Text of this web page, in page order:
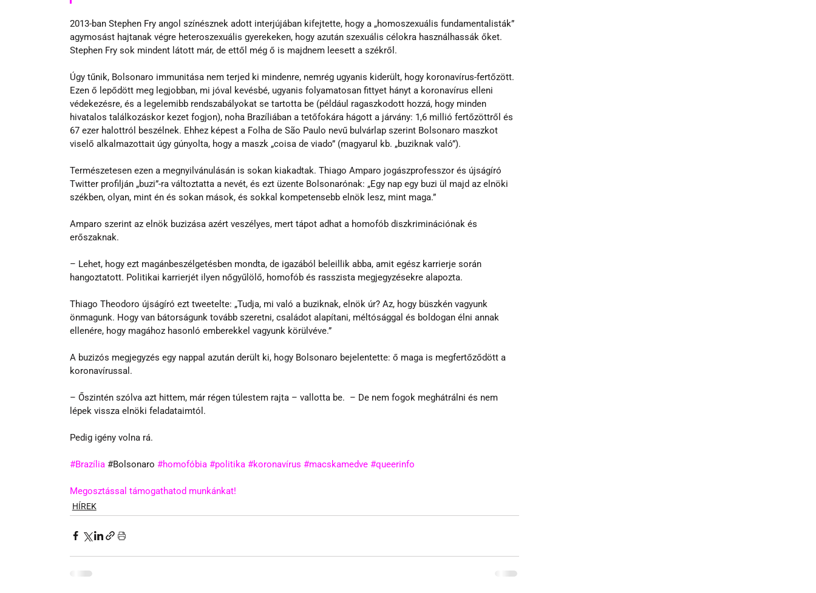
2013-ban Stephen Fry angol színésznek adott interjújában kifejtette, hogy a „homoszexuális fundamentalisták”
agymosást hajtanak végre heteroszexuális gyerekeken, hogy azután szexuális célokra használhassák őket.
Stephen Fry sok mindent látott már, de ettől még ő is majdnem leesett a székről.
Úgy tűnik, Bolsonaro immunitása nem terjed ki mindenre, nemrég ugyanis kiderült, hogy koronavírus-fertőzött.
Ezen ő lepődött meg legjobban, mi jóval kevésbé, ugyanis folyamatosan fittyet hányt a koronavírus elleni
védekezésre, és a legelemibb rendszabályokat se tartotta be (például ragaszkodott hozzá, hogy minden
hivatalos találkozáskor kezet fogjon), noha Brazíliában a tetőfokára hágott a járvány: 1,6 millió fertőzöttről és
67 ezer halottról beszélnek. Ehhez képest a Folha de São Paulo nevű bulvárlap szerint Bolsonaro maszkot
viselő alkalmazottait úgy gúnyolta, hogy a maszk „coisa de viado” (magyarul kb. „buziknak való”).
Természetesen ezen a megnyilvánulásán is sokan kiakadtak. Thiago Amparo jogászprofesszor és újságíró
Twitter profilján „buzi”-ra változtatta a nevét, és ezt üzente Bolsonarónak: „Egy nap egy buzi ül majd az elnöki
székben, olyan, mint én és sokan mások, és sokkal kompetensebb elnök lesz, mint maga.”
Amparo szerint az elnök buzizása azért veszélyes, mert tápot adhat a homofób diszkriminációnak és
erőszaknak.
– Lehet, hogy ezt magánbeszélgetésben mondta, de igazából beleillik abba, amit egész karrierje során
hangoztatott. Politikai karrierjét ilyen nőgyűlölő, homofób és rasszista megjegyzésekre alapozta.
Thiago Theodoro újságíró ezt tweetelte: „Tudja, mi való a buziknak, elnök úr? Az, hogy büszkén vagyunk
önmagunk. Hogy van bátorságunk tovább szeretni, családot alapítani, méltósággal és boldogan élni annak
ellenére, hogy magához hasonló emberekkel vagyunk körülvéve.”
A buzizós megjegyzés egy nappal azután derült ki, hogy Bolsonaro bejelentette: ő maga is megfertőződött a
koronavírussal.
– Őszintén szólva azt hittem, már régen túlestem rajta – vallotta be.  – De nem fogok meghátrálni és nem
lépek vissza elnöki feladataimtól.
Pedig igény volna rá.
#Brazília #Bolsonaro #homofóbia #politika #koronavírus #macskamedve #queerinfo
Megosztással támogathatod munkánkat!
HÍREK